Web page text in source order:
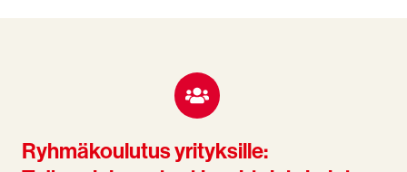
Ryhmäkoulutus yrityksille: